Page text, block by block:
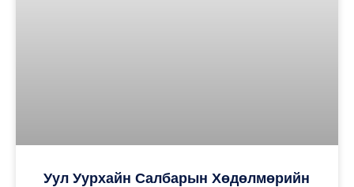
Уул Уурхайн Салбарын Хөдөлмөрийн